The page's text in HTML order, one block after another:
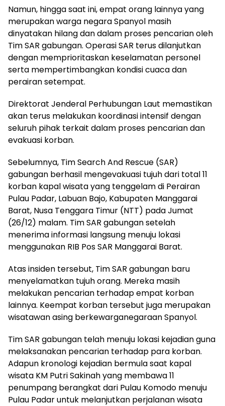
Namun, hingga saat ini, empat orang lainnya yang
merupakan warga negara Spanyol masih
dinyatakan hilang dan dalam proses pencarian oleh
Tim SAR gabungan. Operasi SAR terus dilanjutkan
dengan memprioritaskan keselamatan personel
serta mempertimbangkan kondisi cuaca dan
perairan setempat.
Direktorat Jenderal Perhubungan Laut memastikan
akan terus melakukan koordinasi intensif dengan
seluruh pihak terkait dalam proses pencarian dan
evakuasi korban.
Sebelumnya, Tim Search And Rescue (SAR)
gabungan berhasil mengevakuasi tujuh dari total 11
korban kapal wisata yang tenggelam di Perairan
Pulau Padar, Labuan Bajo, Kabupaten Manggarai
Barat, Nusa Tenggara Timur (NTT) pada Jumat
(26/12) malam. Tim SAR gabungan setelah
menerima informasi langsung menuju lokasi
menggunakan RIB Pos SAR Manggarai Barat.
Atas insiden tersebut, Tim SAR gabungan baru
menyelamatkan tujuh orang. Mereka masih
melakukan pencarian terhadap empat korban
lainnya. Keempat korban tersebut juga merupakan
wisatawan asing berkewarganegaraan Spanyol.
Tim SAR gabungan telah menuju lokasi kejadian guna
melaksanakan pencarian terhadap para korban.
Adapun kronologi kejadian bermula saat kapal
wisata KM Putri Sakinah yang membawa 11
penumpang berangkat dari Pulau Komodo menuju
Pulau Padar untuk melanjutkan perjalanan wisata